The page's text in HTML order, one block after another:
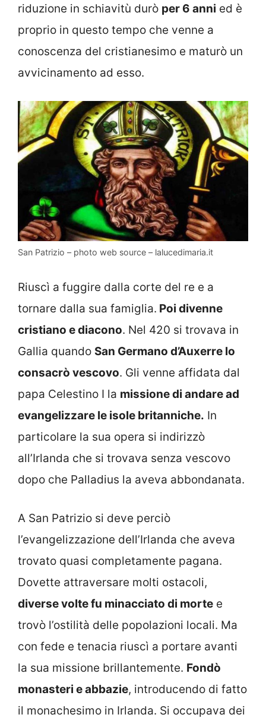
riduzione in schiavitù durò per 6 anni ed è
proprio in questo tempo che venne a
conoscenza del cristianesimo e maturò un
avvicinamento ad esso.
San Patrizio – photo web source – lalucedimaria.it
Riuscì a fuggire dalla corte del re e a
tornare dalla sua famiglia. Poi divenne
cristiano e diacono. Nel 420 si trovava in
Gallia quando San Germano d’Auxerre lo
consacrò vescovo. Gli venne affidata dal
papa Celestino I la missione di andare ad
evangelizzare le isole britanniche. In
particolare la sua opera si indirizzò
all’Irlanda che si trovava senza vescovo
dopo che Palladius la aveva abbondanata.
A San Patrizio si deve perciò
l’evangelizzazione dell’Irlanda che aveva
trovato quasi completamente pagana.
Dovette attraversare molti ostacoli,
diverse volte fu minacciato di morte e
trovò l’ostilità delle popolazioni locali. Ma
con fede e tenacia riuscì a portare avanti
la sua missione brillantemente. Fondò
monasteri e abbazie, introducendo di fatto
il monachesimo in Irlanda. Si occupava dei